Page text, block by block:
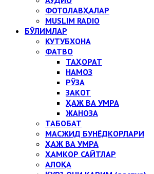
ФОТОЛАВҲАЛАР
MUSLIM RADIO
БЎЛИМЛАР
КУТУБХОНА
ФАТВО
ТАҲОРАТ
НАМОЗ
РЎЗА
ЗАКОТ
ҲАЖ ВА УМРА
ЖАНОЗА
ТАБОБАТ
МАСЖИД БУНЁДКОРЛАРИ
ҲАЖ ВА УМРА
ҲАМКОР САЙТЛАР
АЛОҚА